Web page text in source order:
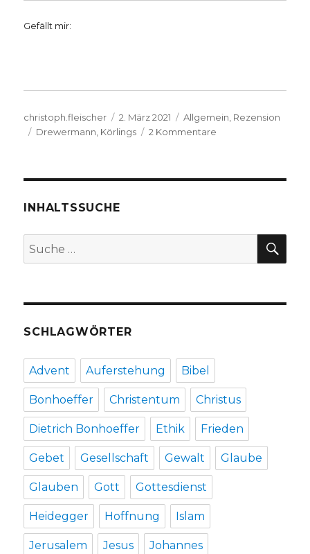
Gefällt mir:
Autor
christoph.fleischer
Veröffentlicht
am
2. März 2021 Kategorien
Allgemein Rezension
Schlagwörter
Drewermann Körlings 2 Kommentare
Leberecht,
Herzogenrath
2021
INHALTSSUCHE
Suche
nach:
SCHLAGWÖRTER
Advent Auferstehung Bibel
Bonhoeffer Christentum Christus
Dietrich Bonhoeffer Ethik Frieden
Gebet Gesellschaft Gewalt Glaube
Glauben Gott Gottesdienst
Heidegger Hoffnung Islam
Jerusalem Jesus Johannes